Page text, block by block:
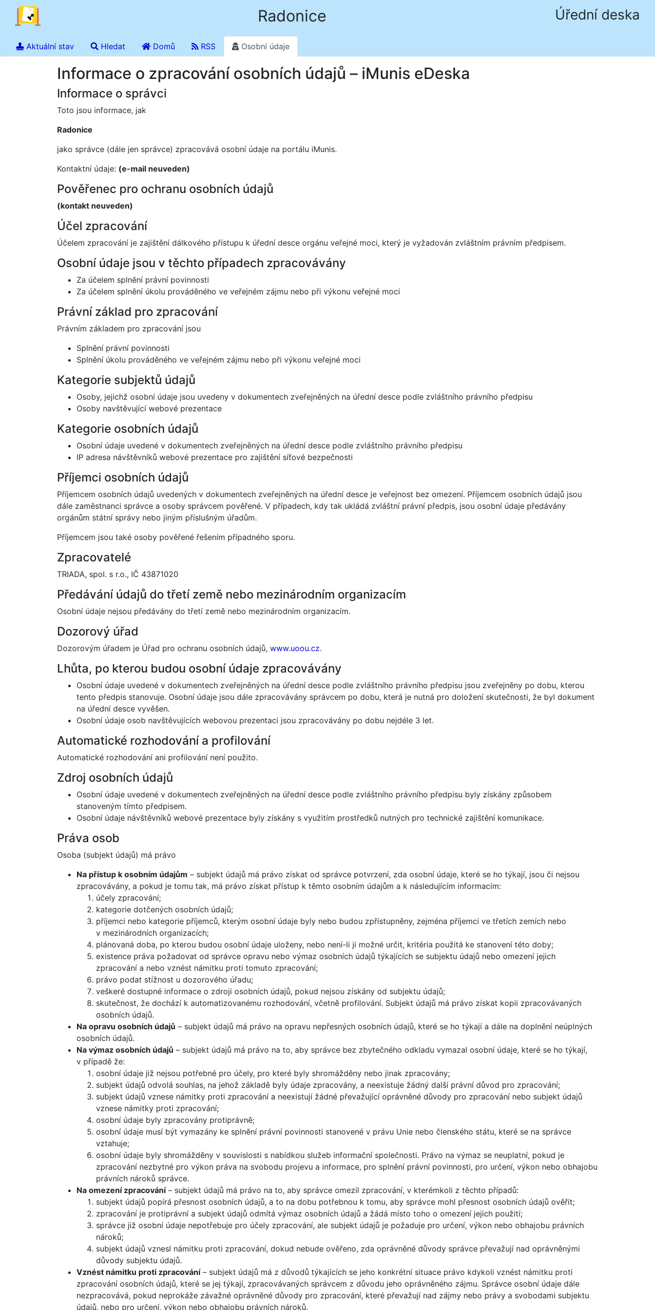
Radonice Úřední deska
Aktuální stav Hledat Domů RSS Osobní údaje
Informace o zpracování osobních údajů – iMunis eDeska
Informace o správci
Toto jsou informace, jak
Radonice
jako správce (dále jen správce) zpracovává osobní údaje na portálu iMunis.
Kontaktní údaje: (e-mail neuveden)
Pověřenec pro ochranu osobních údajů
(kontakt neuveden)
Účel zpracování
Účelem zpracování je zajištění dálkového přístupu k úřední desce orgánu veřejné moci, který je vyžadován zvláštním právním předpisem.
Osobní údaje jsou v těchto případech zpracovávány
Za účelem splnění právní povinnosti
Za účelem splnění úkolu prováděného ve veřejném zájmu nebo při výkonu veřejné moci
Právní základ pro zpracování
Právním základem pro zpracování jsou
Splnění právní povinnosti
Splnění úkolu prováděného ve veřejném zájmu nebo při výkonu veřejné moci
Kategorie subjektů údajů
Osoby, jejichž osobní údaje jsou uvedeny v dokumentech zveřejněných na úřední desce podle zvláštního právního předpisu
Osoby navštěvující webové prezentace
Kategorie osobních údajů
Osobní údaje uvedené v dokumentech zveřejněných na úřední desce podle zvláštního právního předpisu
IP adresa návštěvníků webové prezentace pro zajištění síťové bezpečnosti
Příjemci osobních údajů
Příjemcem osobních údajů uvedených v dokumentech zveřejněných na úřední desce je veřejnost bez omezení. Příjemcem osobních údajů jsou
dále zaměstnanci správce a osoby správcem pověřené. V případech, kdy tak ukládá zvláštní právní předpis, jsou osobní údaje předávány
orgánům státní správy nebo jiným příslušným úřadům.
Příjemcem jsou také osoby pověřené řešením případného sporu.
Zpracovatelé
TRIADA, spol. s r.o., IČ 43871020
Předávání údajů do třetí země nebo mezinárodním organizacím
Osobní údaje nejsou předávány do třetí země nebo mezinárodním organizacím.
Dozorový úřad
Dozorovým úřadem je Úřad pro ochranu osobních údajů, www.uoou.cz.
Lhůta, po kterou budou osobní údaje zpracovávány
Osobní údaje uvedené v dokumentech zveřejněných na úřední desce podle zvláštního právního předpisu jsou zveřejněny po dobu, kterou
tento předpis stanovuje. Osobní údaje jsou dále zpracovávány správcem po dobu, která je nutná pro doložení skutečnosti, že byl dokument
na úřední desce vyvěšen.
Osobní údaje osob navštěvujících webovou prezentaci jsou zpracovávány po dobu nejdéle 3 let.
Automatické rozhodování a profilování
Automatické rozhodování ani profilování není použito.
Zdroj osobních údajů
Osobní údaje uvedené v dokumentech zveřejněných na úřední desce podle zvláštního právního předpisu byly získány způsobem
stanoveným tímto předpisem.
Osobní údaje návštěvníků webové prezentace byly získány s využitím prostředků nutných pro technické zajištění komunikace.
Práva osob
Osoba (subjekt údajů) má právo
Na přístup k osobním údajům – subjekt údajů má právo získat od správce potvrzení, zda osobní údaje, které se ho týkají, jsou či nejsou
zpracovávány, a pokud je tomu tak, má právo získat přístup k těmto osobním údajům a k následujícím informacím:
účely zpracování;
kategorie dotčených osobních údajů;
příjemci nebo kategorie příjemců, kterým osobní údaje byly nebo budou zpřístupněny, zejména příjemci ve třetích zemích nebo
v mezinárodních organizacích;
plánovaná doba, po kterou budou osobní údaje uloženy, nebo není-li ji možné určit, kritéria použitá ke stanovení této doby;
existence práva požadovat od správce opravu nebo výmaz osobních údajů týkajících se subjektu údajů nebo omezení jejich
zpracování a nebo vznést námitku proti tomuto zpracování;
právo podat stížnost u dozorového úřadu;
veškeré dostupné informace o zdroji osobních údajů, pokud nejsou získány od subjektu údajů;
skutečnost, že dochází k automatizovanému rozhodování, včetně profilování. Subjekt údajů má právo získat kopii zpracovávaných
osobních údajů.
Na opravu osobních údajů – subjekt údajů má právo na opravu nepřesných osobních údajů, které se ho týkají a dále na doplnění neúplných
osobních údajů.
Na výmaz osobních údajů – subjekt údajů má právo na to, aby správce bez zbytečného odkladu vymazal osobní údaje, které se ho týkají,
v případě že:
osobní údaje již nejsou potřebné pro účely, pro které byly shromážděny nebo jinak zpracovány;
subjekt údajů odvolá souhlas, na jehož základě byly údaje zpracovány, a neexistuje žádný další právní důvod pro zpracování;
subjekt údajů vznese námitky proti zpracování a neexistují žádné převažující oprávněné důvody pro zpracování nebo subjekt údajů
vznese námitky proti zpracování;
osobní údaje byly zpracovány protiprávně;
osobní údaje musí být vymazány ke splnění právní povinnosti stanovené v právu Unie nebo členského státu, které se na správce
vztahuje;
osobní údaje byly shromážděny v souvislosti s nabídkou služeb informační společnosti. Právo na výmaz se neuplatní, pokud je
zpracování nezbytné pro výkon práva na svobodu projevu a informace, pro splnění právní povinnosti, pro určení, výkon nebo obhajobu
právních nároků správce.
Na omezení zpracování– subjekt údajů má právo na to, aby správce omezil zpracování, v kterémkoli z těchto případů:
subjekt údajů popírá přesnost osobních údajů, a to na dobu potřebnou k tomu, aby správce mohl přesnost osobních údajů ověřit;
zpracování je protiprávní a subjekt údajů odmítá výmaz osobních údajů a žádá místo toho o omezení jejich použití;
správce již osobní údaje nepotřebuje pro účely zpracování, ale subjekt údajů je požaduje pro určení, výkon nebo obhajobu právních
nároků;
subjekt údajů vznesl námitku proti zpracování, dokud nebude ověřeno, zda oprávněné důvody správce převažují nad oprávněnými
důvody subjektu údajů.
Vznést námitku proti zpracování– subjekt údajů má z důvodů týkajících se jeho konkrétní situace právo kdykoli vznést námitku proti
zpracování osobních údajů, které se jej týkají, zpracovávaných správcem z důvodu jeho oprávněného zájmu. Správce osobní údaje dále
nezpracovává, pokud neprokáže závažné oprávněné důvody pro zpracování, které převažují nad zájmy nebo právy a svobodami subjektu
údajů, nebo pro určení, výkon nebo obhajobu právních nároků.